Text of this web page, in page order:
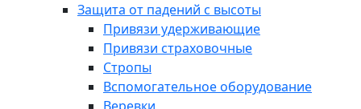
Защита от падений с высоты
Привязи удерживающие
Привязи страховочные
Стропы
Вспомогательное оборудование